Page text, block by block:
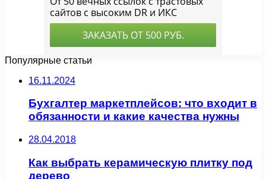
Популярные статьи
16.11.2024
Бухгалтер маркетплейсов: что входит в
обязанности и какие качества нужны
28.04.2018
Как выбрать керамическую плитку под
дерево